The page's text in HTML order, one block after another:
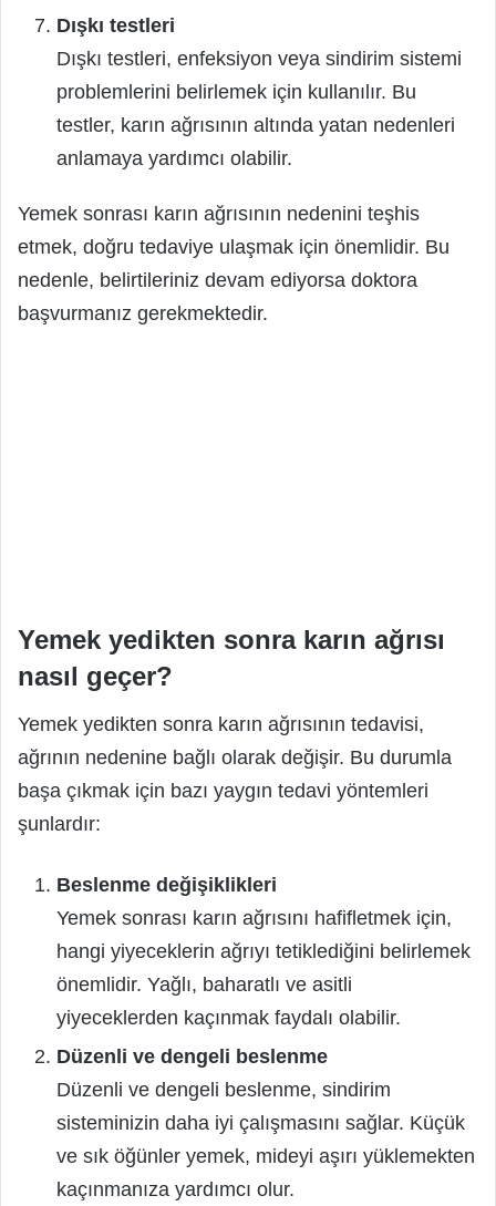
Dışkı testleri
Dışkı testleri, enfeksiyon veya sindirim sistemi
problemlerini belirlemek için kullanılır. Bu
testler, karın ağrısının altında yatan nedenleri
anlamaya yardımcı olabilir.
Yemek sonrası karın ağrısının nedenini teşhis
etmek, doğru tedaviye ulaşmak için önemlidir. Bu
nedenle, belirtileriniz devam ediyorsa doktora
başvurmanız gerekmektedir.
Yemek yedikten sonra karın ağrısı
nasıl geçer?
Yemek yedikten sonra karın ağrısının tedavisi,
ağrının nedenine bağlı olarak değişir. Bu durumla
başa çıkmak için bazı yaygın tedavi yöntemleri
şunlardır:
Beslenme değişiklikleri
Yemek sonrası karın ağrısını hafifletmek için,
hangi yiyeceklerin ağrıyı tetiklediğini belirlemek
önemlidir. Yağlı, baharatlı ve asitli
yiyeceklerden kaçınmak faydalı olabilir.
Düzenli ve dengeli beslenme
Düzenli ve dengeli beslenme, sindirim
sisteminizin daha iyi çalışmasını sağlar. Küçük
ve sık öğünler yemek, mideyi aşırı yüklemekten
kaçınmanıza yardımcı olur.